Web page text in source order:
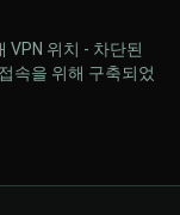
VPN 위치 - 차단된
속을 위해 구축되었